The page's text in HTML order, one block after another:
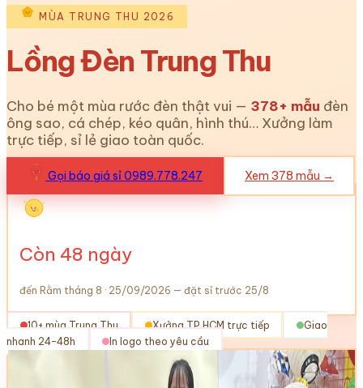
MÙA TRUNG THU 2026
Lồng Đèn Trung Thu
Cho bé một mùa rước đèn thật vui — 378+ mẫu đèn
ông sao, cá chép, kéo quân, hình thú… Xưởng làm
trực tiếp, sỉ lẻ giao toàn quốc.
Gọi báo giá sỉ 0989.778.247 Xem 378 mẫu →
Còn 48 ngày
đến Rằm tháng 8 · 25/09/2026 — đặt sỉ trước 25/8
10+ mùa Trung Thu Xưởng TP.HCM trực tiếp
Giao
nhanh 24–48h
In logo theo yêu cầu